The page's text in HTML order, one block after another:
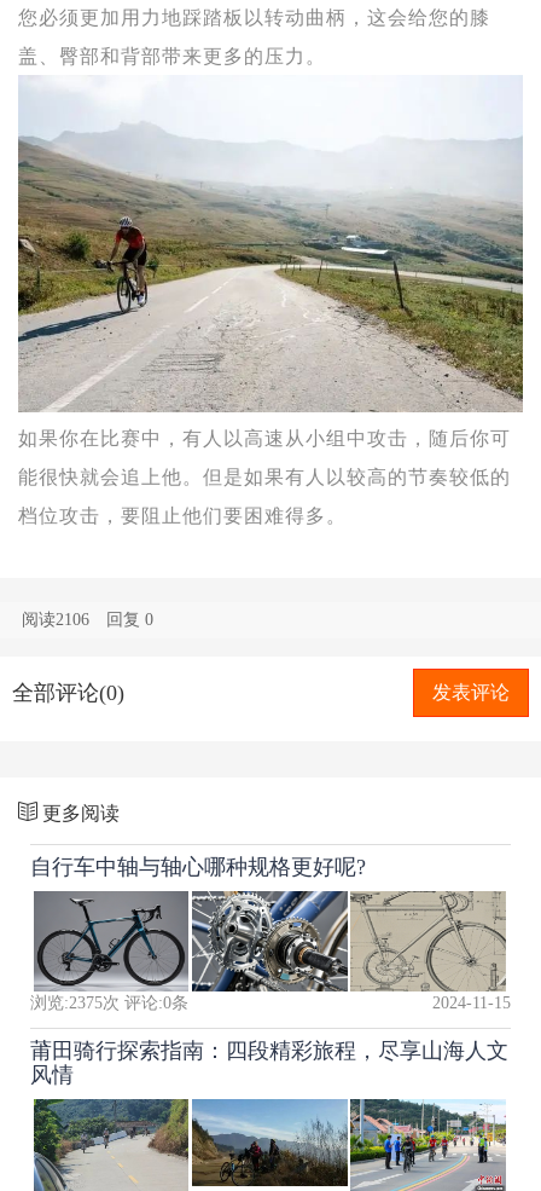
您必须更加用力地踩踏板以转动曲柄，这会给您的膝
盖、臀部和背部带来更多的压力。
如果你在比赛中，有人以高速从小组中攻击，随后你可
能很快就会追上他。但是如果有人以较高的节奏较低的
档位攻击，要阻止他们要困难得多。
阅读2106 回复0
全部评论(0) 发表评论
更多阅读
自行车中轴与轴心哪种规格更好呢?
浏览:2375次 评论:0条 2024-11-15
莆田骑行探索指南：四段精彩旅程，尽享山海人文
风情